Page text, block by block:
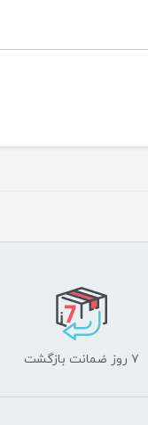
۷ روز ضمانت بازگشت